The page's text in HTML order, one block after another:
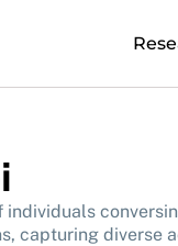
capturing diverse